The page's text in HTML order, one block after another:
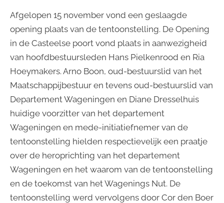
Afgelopen 15 november vond een geslaagde
opening plaats van de tentoonstelling. De Opening
in de Casteelse poort vond plaats in aanwezigheid
van hoofdbestuursleden Hans Pielkenrood en Ria
Hoeymakers. Arno Boon, oud-bestuurslid van het
Maatschappijbestuur en tevens oud-bestuurslid van
Departement Wageningen en Diane Dresselhuis
huidige voorzitter van het departement
Wageningen en mede-initiatiefnemer van de
tentoonstelling hielden respectievelijk een praatje
over de heroprichting van het departement
Wageningen en het waarom van de tentoonstelling
en de toekomst van het Wagenings Nut. De
tentoonstelling werd vervolgens door Cor den Boer